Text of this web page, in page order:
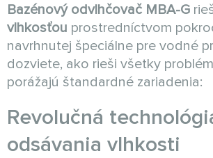
Bazénový odvlhčovač MBA-G
vlhkosťou prostredníctvom
navrhnutej špeciálne pre vodné
dozviete, ako rieši všetky
porážajú štandardné zariadenia:
Revolučná
odsávania vlhkosti